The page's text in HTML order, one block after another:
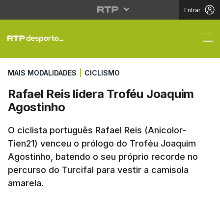
Entrar
Rafael Reis lidera
MAIS MODALIDADES CICLISMO
Rafael Reis lidera Troféu Joaquim
Agostinho
O ciclista português Rafael Reis (Anicolor-
Tien21) venceu o prólogo do Troféu Joaquim
Agostinho, batendo o seu próprio recorde no
percurso do Turcifal para vestir a camisola
amarela.